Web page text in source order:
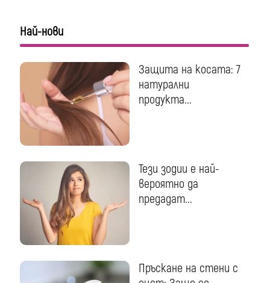
Най-нови
Защита на косата: 7
натурални
продукта...
Тези зодии е най-
вероятно да
предадат...
Пръскане на стени с